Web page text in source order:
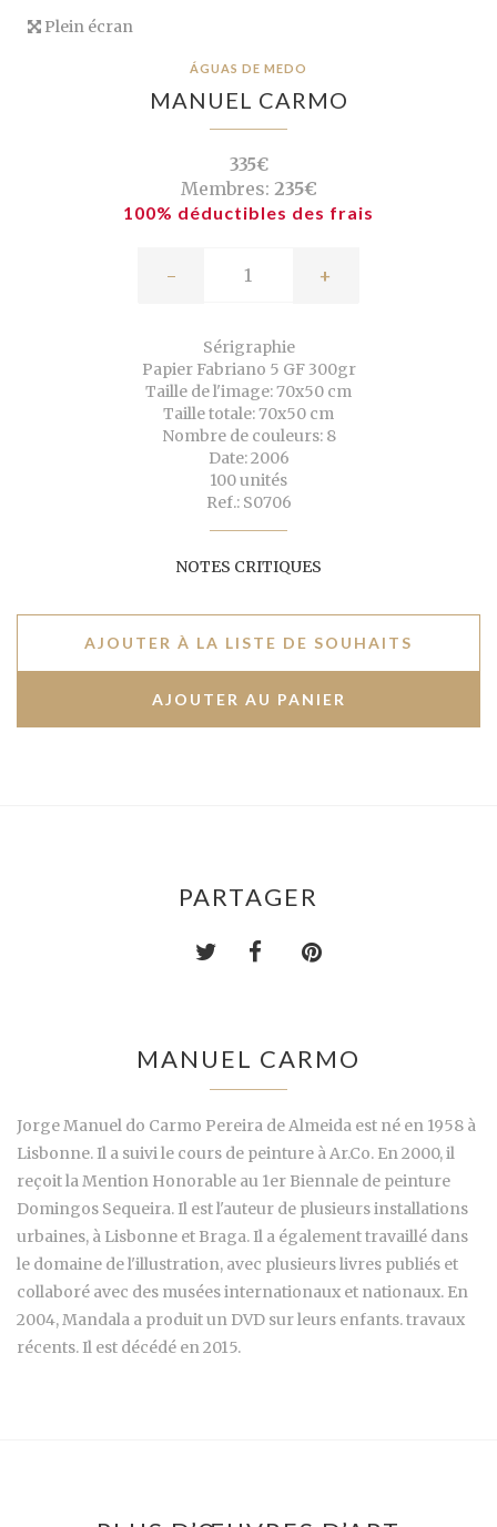
Plein écran
ÁGUAS DE MEDO
MANUEL CARMO
335€
Membres: 235€
100% déductibles des frais
- +
Sérigraphie
Papier Fabriano 5 GF 300gr
Taille de l'image: 70x50 cm
Taille totale: 70x50 cm
Nombre de couleurs: 8
Date: 2006
100 unités
Ref.: S0706
NOTES CRITIQUES
AJOUTER À LA LISTE DE SOUHAITS
PARTAGER
MANUEL CARMO
Jorge Manuel do Carmo Pereira de Almeida est né en 1958 à
Lisbonne. Il a suivi le cours de peinture à Ar.Co. En 2000, il
reçoit la Mention Honorable au 1er Biennale de peinture
Domingos Sequeira. Il est l'auteur de plusieurs installations
urbaines, à Lisbonne et Braga. Il a également travaillé dans
le domaine de l'illustration, avec plusieurs livres publiés et
collaboré avec des musées internationaux et nationaux. En
2004, Mandala a produit un DVD sur leurs enfants. travaux
récents. Il est décédé en 2015.